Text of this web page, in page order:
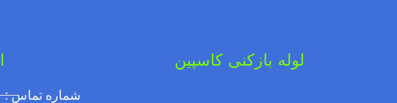
لوله بازکنی کاسپین
شماره تماس : ۰۹۱۲۷۶۰۹۵۰۰ آقای بهروز رجبی